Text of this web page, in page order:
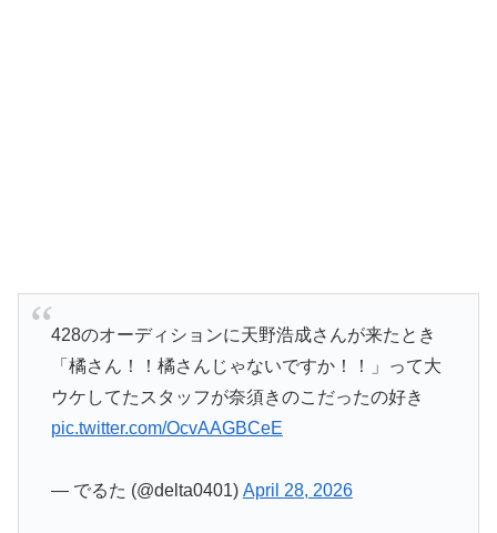
428のオーディションに天野浩成さんが来たとき
「橘さん！！橘さんじゃないですか！！」って大
ウケしてたスタッフが奈須きのこだったの好き
pic.twitter.com/OcvAAGBCeE
— でるた (@delta0401) April 28, 2026